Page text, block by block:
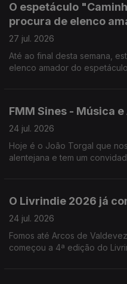
O espetáculo
procura de elenco
27 jul. 2026
Até ao final desta semana,
elenco amador do
FMM Sines - Música
24 jul. 2026
Hoje é o João Torgal que
alentejana e tem um
O Livrindie 2026 já
24 jul. 2026
Fomos até Arcos de
começou a 4ª edição do